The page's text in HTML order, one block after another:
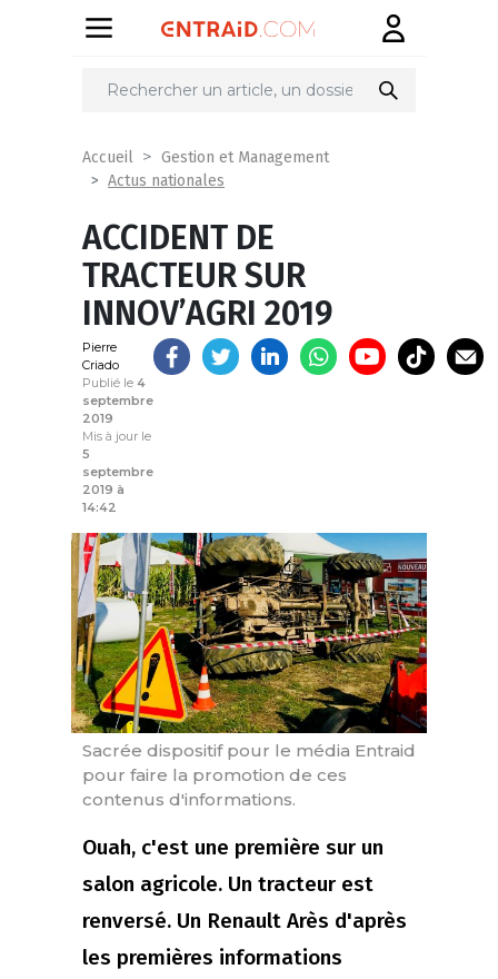
Partager
Accueil
Gestion et Management
Actus nationales
ACCIDENT DE
TRACTEUR SUR
INNOV’AGRI 2019
Pierre
Criado
Publié le 4
septembre
2019
Mis à jour le
5
septembre
2019 à
14:42
Sacrée dispositif pour le média Entraid
pour faire la promotion de ces
contenus d'informations.
Ouah, c'est une première sur un
salon agricole. Un tracteur est
renversé. Un Renault Arès d'après
les premières informations